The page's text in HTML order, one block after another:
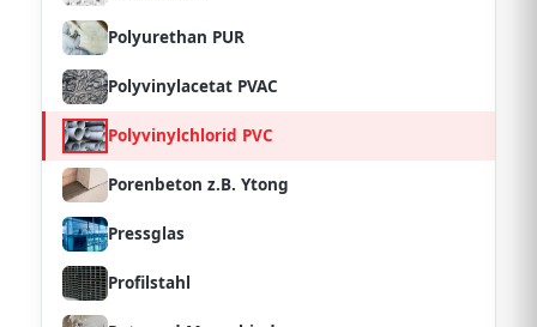
Polyurethan PUR
Polyvinylacetat PVAC
Polyvinylchlorid PVC
Porenbeton z.B. Ytong
Pressglas
Profilstahl